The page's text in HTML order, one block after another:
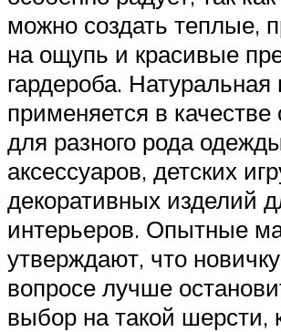
можно создать теплые,
на ощупь и красивые
гардероба.
применяется в качестве
для разного рода
аксессуаров, детских
декоративных изделий
интерьеров. Опытные
утверждают, что
вопросе лучше
выбор на такой шерсти,